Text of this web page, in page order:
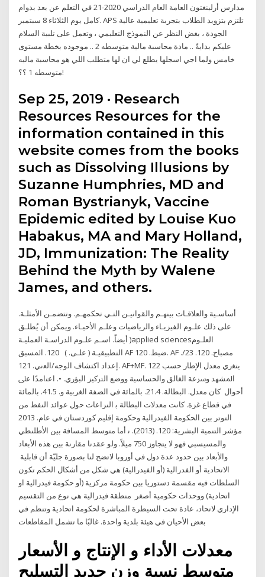
مدارس أرلينغتون العامة العام الدراسي 2020-21 في التعلم عن بعد بدوام
كامل يوم الثلاثاء 8 سبتمبر. APS تلتزم بتزويد الطلاب بتجربة تعليمية عالية
الجودة ، بغض النظر عن النموذج التعليمي ، وتعمل على تلبية السلام
عليكم بدايةً .. مادة محاسبة مالية متوسطه 2 .. موجوده بخطة مستوى
خامس ولما اجي اسجلها يطلع لي ان لها متطلب اللي هو محاسبة ماليه
متوسطه 1 ؟؟!
Sep 25, 2019 · Research
Resources Resources for the
information contained in this
website comes from the books
such as Dissolving Illusions by
Suzanne Humphries, MD and
Roman Bystrianyk, Vaccine
Epidemic edited by Louise Kuo
Habakus, MA and Mary Holland,
JD, Immunization: The Reality
Behind the Myth by Walene
James, and others.
أﺳﺎﺳـﻴﺔ واﻟﻌﻼﻗـﺎت ﺑﻴﻨﻬـﻢ واﻟﻘﻮاﻧﻴـﻦ اﻟﺘـﻲ ﺗﺤﻜﻤﻬـﻢ. وﺗﺘﻀﻤـﻦ اﻷﻣﺜﻠـﺔ.
ﻋﻠﻰ ذﻟﻚ ﻋﻠـﻮم اﻟﻔﻴﺰﻳـﺎء واﻟﺮﻳﺎﺿﻴﺎت وﻋﻠـﻢ اﻷﺣﻴـﺎء. وﻳﻤﻜﻦ أن ﻳُﻄﻠـﻖ
أﻳﻀﺎً. اﺳـﻢ ﻋﻠـﻮم اﻟﺪراﺳـﺔ اﻟﻌﻤﻠﻴـﺔ )applied sciencesاﻟﻌﻠـﻮم
اﻟﺘﻄﺒﻴﻘﻴـﺔ ( ﻋﻠـﻰ. ) 120. اﳌﺴﺒﻖ AF ﺿﺒﻂ. 120. AF ﻣﺼﺒﺎح. 120. 23/.
إﻋﺪاد اﻛﺘﺸﺎف اﻟﻮﺟﻪ/اﻟﻌني. 121. AF+MF. 122 ﻳﺘﻐري ﻣﻌﺪل اﻹﻃﺎر ﺣﺴﺐ
اﳌﺸﻬﺪ وﴎﻋﺔ اﻟﻐﺎﻟﻖ واﻟﺤﺴﺎﺳﻴﺔ ووﺿﻊ اﻟﱰﻛﻴﺰ اﻟﺒﺆري. •. اﻋﺘامدًا ﻋﲆ
أﺣﻮال ﻛﺎﻥ ﻣﻌﺪﻝ. ﺍﻟﺒﻄﺎﻟﺔ. 21.4. ﺑﺎﻟﻤﺎﺋﺔ ﻓﻲ ﺍﻟﻀﻔﺔ ﺍﻟﻐﺮﺑﻴﺔ ﻭ. 41.5. ﺑﺎﻟﻤﺎﺋﺔ
ﻓﻲ ﻗﻄﺎﻉ ﻏﺰﺓ. ﻛﺎﻧﺖ ﻣﻌﺪﻻﺕ ﺍﻟﺒﻄﺎﻟﺔ ﺑ ﺍﻟﻨﺰﺍﻋﺎﺕ ﺣﻮﻝ ﻋﻮﺍﺋﺪ ﺍﻟﻨﻔﻂ ﻣﻦ
ﺍﻟﺘﻮﺗﺮ ﺑﻴﻦ ﺍﻟﺤﻜﻮﻣﺔ ﺍﻟﻔﻴﺪﺭﺍﻟﻴﺔ ﻭﺣﻜﻮﻣﺔ ﺇﻗﻠﻴﻢ ﻛﻮﺭﺩﺳﺘﺎﻥ ﻓﻲ ﻋﺎﻡ. 2013
ﻣﺆﺷﺮ ﺍﻟﺘﻨﻤﻴﺔ ﺍﻟﺒﺸﺮﻳﺔ: 120. (2013). ﻧ أما متوسط المسافة بين الأطلنطي
والمسيسبي فهو لا يتجاوز 750 ميلاً. ولو عقدنا مقارنة بين هذه الأبعاد
والأبعاد بين حدود عدة دول في أوروبا لاتضح لنا بصورة جليّة أن قابلية
الاتحادية أو الفدرالية (أو الفيدرالية) هي شكل من أشكال الحكم تكون
السلطات فيه مقسمة دستوريا بين حكومة مركزية (أو حكومة فيدرالية او
اتحادية) ووحدات حكومية أصغر منطقة فيدرالية هي نوع من التقسيم
الإداري لاتحاد، عادة تحت السيطرة المباشرة لحكومة اتحادية وتنظم في
معدلات الأداء و الإنتاج و الأسعار
متوسط نسبة وزن حديد التسليح